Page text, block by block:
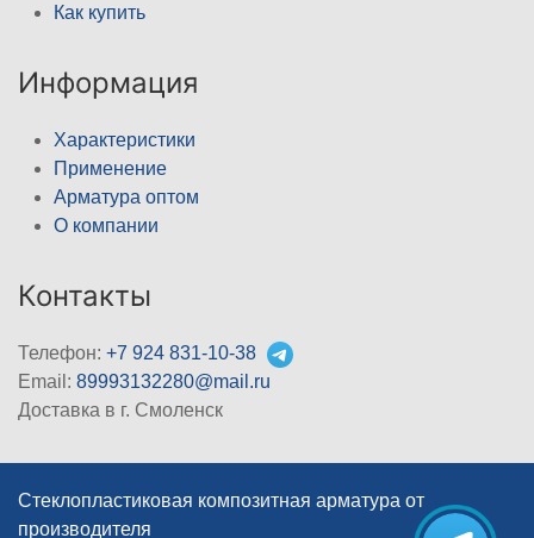
Как купить
Информация
Характеристики
Применение
Арматура оптом
О компании
Контакты
Телефон: +7 924 831-10-38
Email: 89993132280@mail.ru
Доставка в г. Смоленск
Стеклопластиковая композитная арматура от
производителя